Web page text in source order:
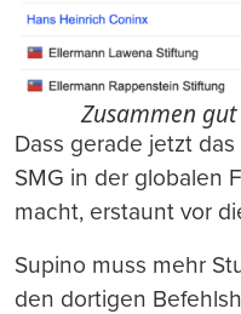
Zusammen
Dass gerade jetzt
SMG in der globalen
macht, erstaunt vor
Supino muss mehr
den dortigen